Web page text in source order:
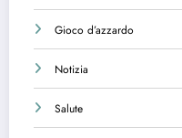
Gioco d’azzardo
Notizia
Salute